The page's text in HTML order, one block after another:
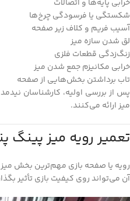
خرابی پایه‌ها و اتصالات
شکستگی یا فرسودگی چرخ‌ها
آسیب فریم و کلاف زیر صفحه
لق شدن سازه میز
زنگ‌زدگی قطعات فلزی
خرابی مکانیزم جمع شدن میز
تاب برداشتن بخش‌هایی از صفحه
پس از بررسی اولیه، کارشناسان نیدمد
میز ارائه می‌کنند.
تعمیر رویه میز پینگ
رویه یا صفحه بازی مهم‌ترین بخش
آن می‌تواند روی کیفیت بازی تأثیر